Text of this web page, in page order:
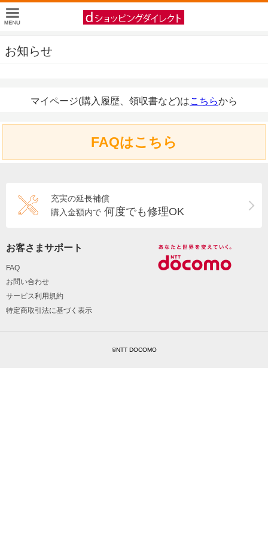
お知らせ
マイページ(購入履歴、領収書など)はこちらから
FAQはこちら
充実の延長補償
購入金額内で 何度でも修理OK
お客さまサポート
FAQ
お問い合わせ
サービス利用規約
特定商取引法に基づく表示
©NTT DOCOMO